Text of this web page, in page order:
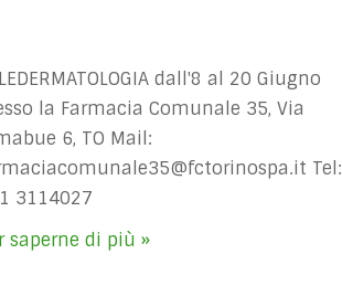
dall'8 al 20 Giugno
la Farmacia Comunale 35, Via
6, TO Mail:
Tel:
3114027
saperne di più »